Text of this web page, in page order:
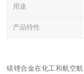
用途
产品特性
镁锂合金在化工和航空